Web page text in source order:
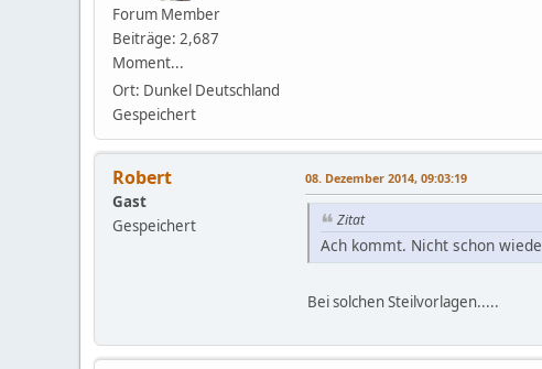
Forum Member
Beiträge: 2,687
Moment...
Ort: Dunkel Deutschland
Gespeichert
Robert
Gast
Gespeichert
08. Dezember 2014, 09:03:19
Zitat
Ach kommt. Nicht schon
Bei solchen Steilvorlagen.....